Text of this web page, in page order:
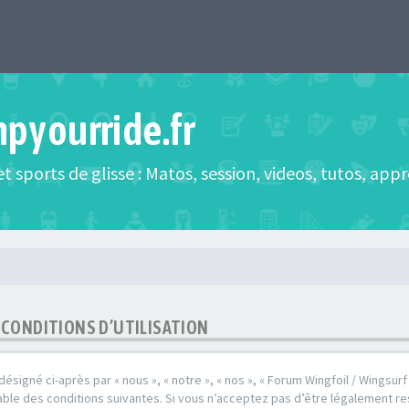
sports de glisse : Matos, session, videos, tutos,
D’UTILISATION
ci-après par « nous », « notre », « nos », « Forum Wingfoil /
des conditions suivantes. Si vous n’acceptez pas d’être légalement